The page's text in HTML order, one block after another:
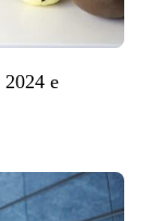
2024 e